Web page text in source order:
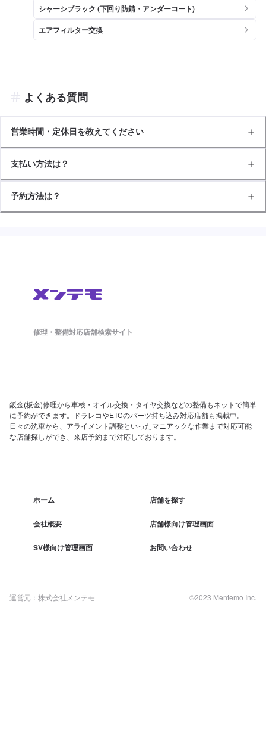
シャーシブラック (下回り防錆・アンダーコート)
エアフィルター交換
よくある質問
営業時間・定休日を教えてください
支払い方法は？
予約方法は？
修理・整備対応店舗検索サイト
鈑金(板金)修理から車検・オイル交換・タイヤ交換などの整備もネットで簡単
に予約ができます。ドラレコやETCのパーツ持ち込み対応店舗も掲載中。
日々の洗車から、アライメント調整といったマニアックな作業まで対応可能
な店舗探しができ、来店予約まで対応しております。
ホーム 店舗を探す
会社概要 店舗様向け管理画面
SV様向け管理画面 お問い合わせ
運営元：株式会社メンテモ ©2023 Mentemo Inc.